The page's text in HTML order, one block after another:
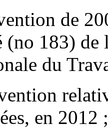
de
(no 183) de
du
en 2012 ;